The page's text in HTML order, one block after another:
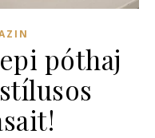
póthaj